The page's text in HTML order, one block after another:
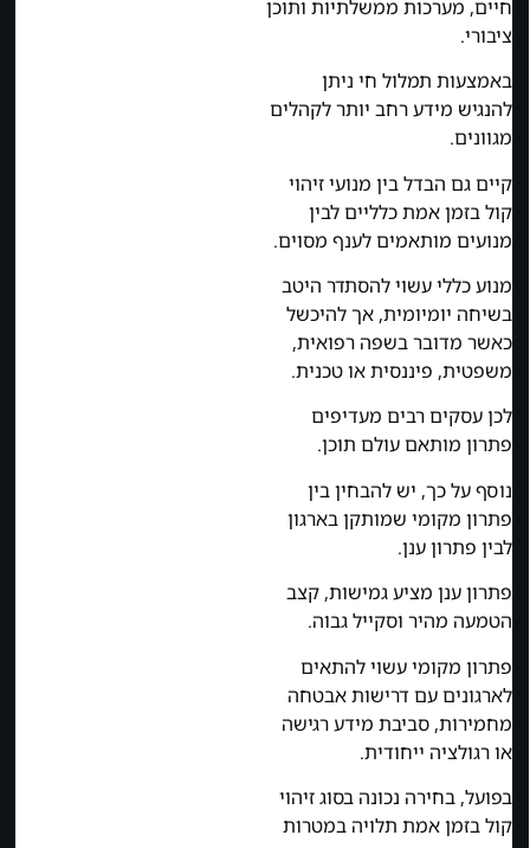
חיים, מערכות ממשלתיות ותוכן
ציבורי.
באמצעות תמלול חי ניתן
להנגיש מידע רחב יותר לקהלים
מגוונים.
קיים גם הבדל בין מנועי זיהוי
קול בזמן אמת כלליים לבין
מנועים מותאמים לענף מסוים.
מנוע כללי עשוי להסתדר היטב
בשיחה יומיומית, אך להיכשל
כאשר מדובר בשפה רפואית,
משפטית, פיננסית או טכנית.
לכן עסקים רבים מעדיפים
פתרון מותאם עולם תוכן.
נוסף על כך, יש להבחין בין
פתרון מקומי שמותקן בארגון
לבין פתרון ענן.
פתרון ענן מציע גמישות, קצב
הטמעה מהיר וסקייל גבוה.
פתרון מקומי עשוי להתאים
לארגונים עם דרישות אבטחה
מחמירות, סביבת מידע רגישה
או רגולציה ייחודית.
בפועל, בחירה נכונה בסוג זיהוי
קול בזמן אמת תלויה במטרות